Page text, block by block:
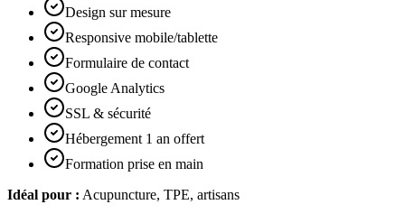
Design sur mesure
Responsive mobile/tablette
Formulaire de contact
Google Analytics
SSL & sécurité
Hébergement 1 an offert
Formation prise en main
Idéal pour : Acupuncture, TPE, artisans